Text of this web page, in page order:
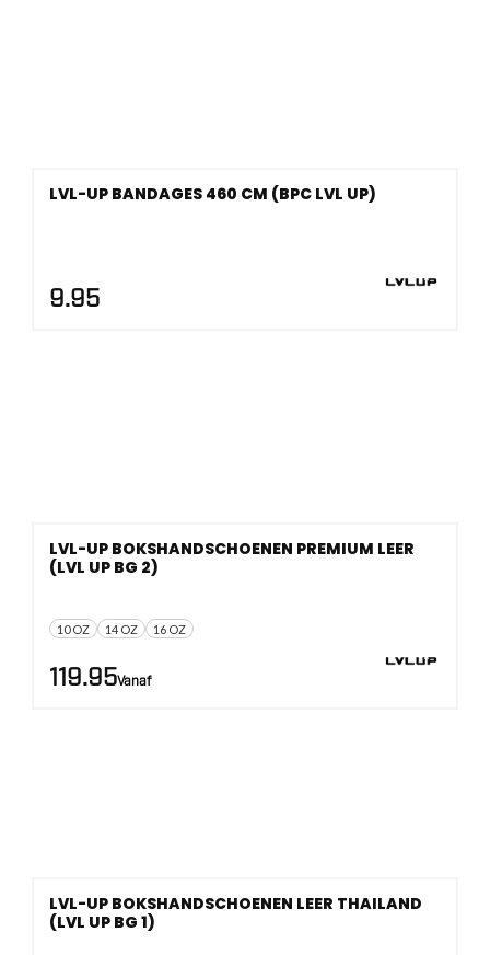
LVL-UP BANDAGES 460 CM (BPC LVL UP)
9.95
10 OZ 14 OZ 16 OZ
LVL-UP BOKSHANDSCHOENEN PREMIUM LEER
(LVL UP BG 2)
Vanaf
119.95
LVL-UP BOKSHANDSCHOENEN LEER THAILAND
(LVL UP BG 1)